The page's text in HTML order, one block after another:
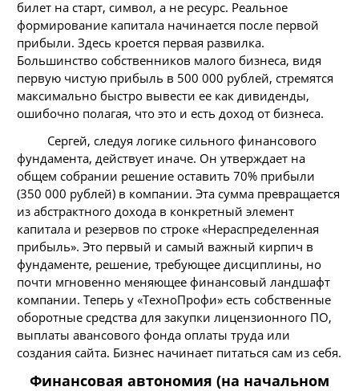
билет на старт, символ, а не ресурс. Реальное
формирование капитала начинается после первой
прибыли. Здесь кроется первая развилка.
Большинство собственников малого бизнеса, видя
первую чистую прибыль в 500 000 рублей, стремятся
максимально быстро вывести ее как дивиденды,
ошибочно полагая, что это и есть доход от бизнеса.
Сергей, следуя логике сильного финансового
фундамента, действует иначе. Он утверждает на
общем собрании решение оставить 70% прибыли
(350 000 рублей) в компании. Эта сумма превращается
из абстрактного дохода в конкретный элемент
капитала и резервов по строке «Нераспределенная
прибыль». Это первый и самый важный кирпич в
фундаменте, решение, требующее дисциплины, но
почти мгновенно меняющее финансовый ландшафт
компании. Теперь у «ТехноПрофи» есть собственные
оборотные средства для закупки лицензионного ПО,
выплаты авансового фонда оплаты труда или
создания сайта. Бизнес начинает питаться сам из себя.
Финансовая автономия (на начальном